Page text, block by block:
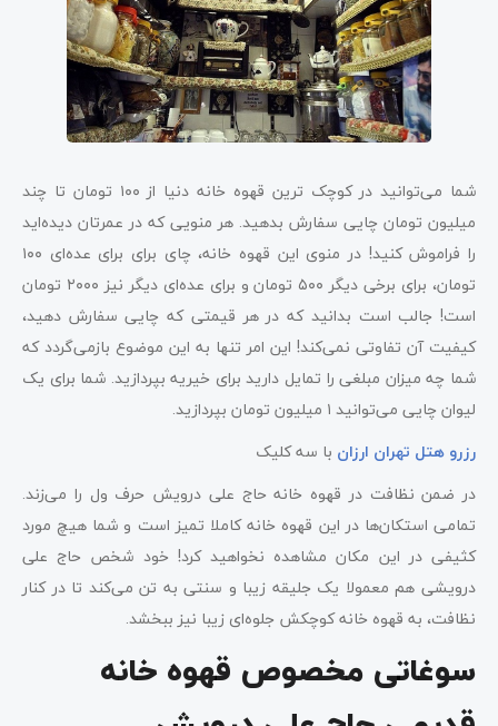
شما می‌توانید در کوچک ترین قهوه خانه دنیا از ۱۰۰ تومان تا چند
میلیون تومان چایی سفارش بدهید. هر منویی که در عمرتان دیده‌اید
را فراموش کنید! در منوی این قهوه خانه، چای برای برای عده‌ای ۱۰۰
تومان، برای برخی دیگر ۵۰۰ تومان و برای عده‎‌ای دیگر نیز ۲۰۰۰ تومان
است! جالب است بدانید که در هر قیمتی که چایی سفارش دهید،
کیفیت آن تفاوتی نمی‌کند! این امر تنها به این موضوع بازمی‌گردد که
شما چه میزان مبلغی را تمایل دارید برای خیریه بپردازید. شما برای یک
لیوان چایی می‌توانید ۱ میلیون تومان بپردازید.
رزرو هتل تهران ارزان با سه کلیک
در ضمن نظافت در قهوه خانه حاج علی درویش حرف ول را می‌زند.
تمامی استکان‌ها در این قهوه خانه کاملا تمیز است و شما هیچ مورد
کثیفی در این مکان مشاهده نخواهید کرد! خود شخص حاج علی
درویشی هم معمولا یک جلیقه زیبا و سنتی به تن می‌کند تا در کنار
نظافت، به قهوه خانه کوچکش جلوه‌ای زیبا نیز ببخشد.
سوغاتی مخصوص قهوه خانه